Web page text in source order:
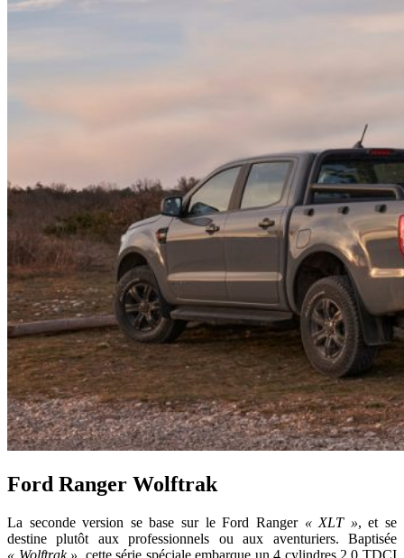
Ford Ranger Wolftrak
La seconde version se base sur le Ford Ranger « XLT », et se
destine plutôt aux professionnels ou aux aventuriers. Baptisée
« Wolftrak » , cette série spéciale embarque un 4 cylindres 2.0 TDCI